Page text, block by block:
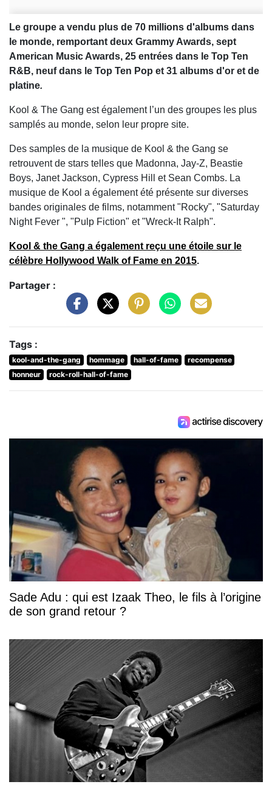
Le groupe a vendu plus de 70 millions d'albums dans
le monde, remportant deux Grammy Awards, sept
American Music Awards, 25 entrées dans le Top Ten
R&B, neuf dans le Top Ten Pop et 31 albums d'or et de
platine.
Kool & The Gang est également l’un des groupes les plus
samplés au monde, selon leur propre site.
Des samples de la musique de Kool & the Gang se
retrouvent de stars telles que Madonna, Jay-Z, Beastie
Boys, Janet Jackson, Cypress Hill et Sean Combs. La
musique de Kool a également été présente sur diverses
bandes originales de films, notamment "Rocky", "Saturday
Night Fever ", "Pulp Fiction" et "Wreck-It Ralph".
Kool & the Gang a également reçu une étoile sur le
célèbre Hollywood Walk of Fame en 2015.
Partager :
Tags :
kool-and-the-gang hommage hall-of-fame
recompense
honneur
rock-roll-hall-of-fame
Sade Adu : qui est Izaak Theo, le fils à l’origine
de son grand retour ?